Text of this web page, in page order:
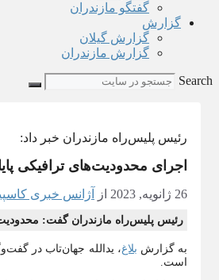
گفتگو مازندران
گزارش
گزارش گیلان
گزارش مازندران
Search
رئیس پلیس‌راه مازندران خبر داد:
اجرای محدودیت‌های‌ ترافیکی
26 ژانویه, 2023 از آژانس خبری
رئیس پلیس‌راه مازندران گفت:
به گزارش بلاغ، یدالله جهان‌تاب در
است.